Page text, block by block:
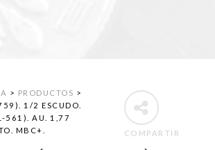
COMPARTIR
> PRODUCTOS >
1/2 ESCUDO.
561). AU. 1,77
MBC+.